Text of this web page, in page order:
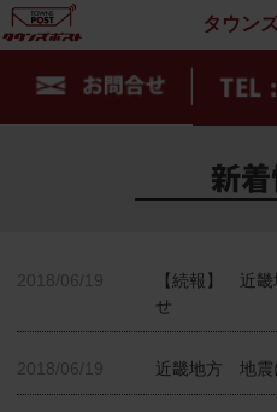
タウン
2018/06/19
【続報】 近
せ
2018/06/19 近畿地方 地震